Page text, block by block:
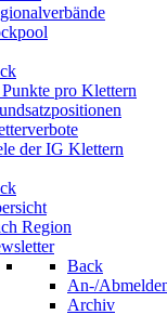
pro Klettern
der IG Klettern
Region
Back
An-/
Archiv